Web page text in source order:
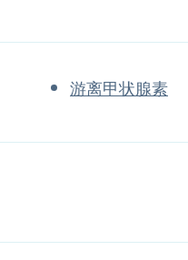
游离甲状腺素